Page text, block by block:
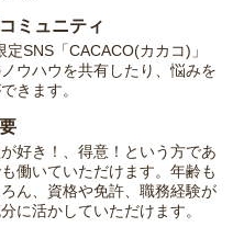
ミュニティ
SNS「CACACO(カカコ)」
ウハウを共有したり、悩みを
きます。
好き！、得意！という方であ
働いていただけます。年齢も
ん、資格や免許、職務経験が
に活かしていただけます。